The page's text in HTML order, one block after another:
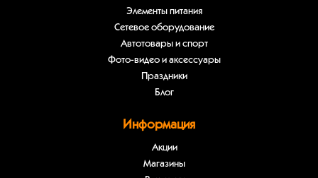
Элементы питания
Сетевое оборудование
Автотовары и спорт
Фото-видео и аксессуары
Праздники
Блог
Информация
Акции
Магазины